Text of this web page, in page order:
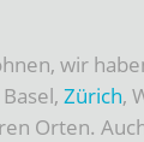
wir
Zürich,
Orten.